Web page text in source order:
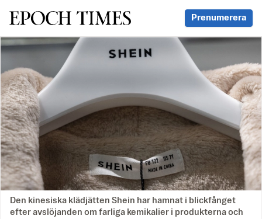
Svenska Epoch Times Prenumerera
Den kinesiska klädjätten Shein har hamnat i blickfånget
efter avslöjanden om farliga kemikalier i produkterna och